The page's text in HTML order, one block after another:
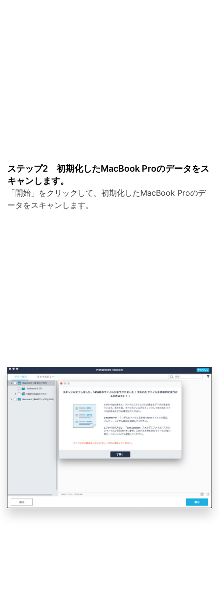
ステップ2 初期化したMacBook Proのデータをス
キャンします。
「開始」をクリックして、初期化したMacBook Proのデ
ータをスキャンします。